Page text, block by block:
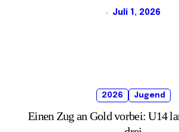
Juli 1, 2026
2026 Jugend
Einen Zug an Gold vorbei: U14